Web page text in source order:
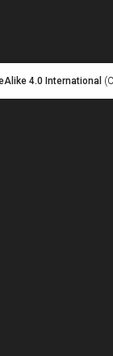
4.0 International